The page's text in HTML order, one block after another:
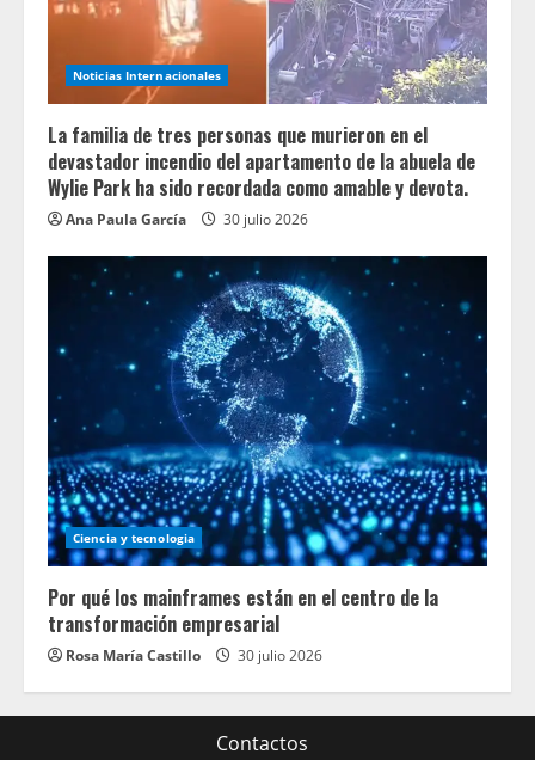
Noticias Internacionales
La familia de tres personas que murieron en el
devastador incendio del apartamento de la abuela de
Wylie Park ha sido recordada como amable y devota.
Ana Paula García 30 julio 2026
Ciencia y tecnologia
Por qué los mainframes están en el centro de la
transformación empresarial
Rosa María Castillo 30 julio 2026
Contactos